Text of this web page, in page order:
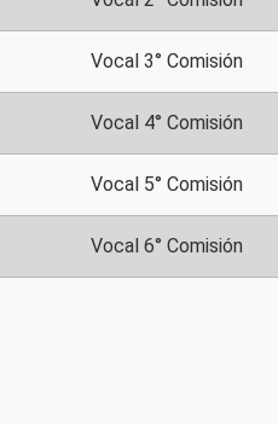
Vocal 3° Comisión
Vocal 4° Comisión
Vocal 5° Comisión
Vocal 6° Comisión